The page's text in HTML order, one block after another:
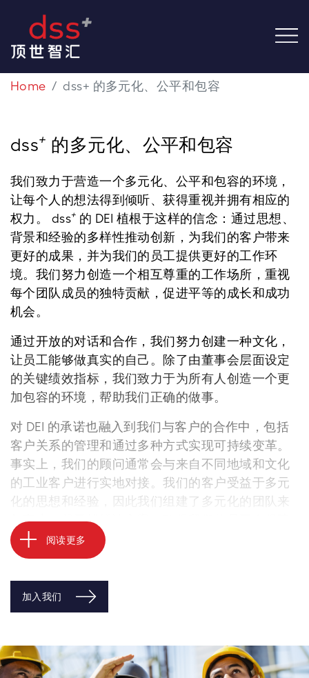
Home dss+ 的多元化、公平和包容
dss+ 的多元化、公平和包容
我们致力于营造一个多元化、公平和包容的环境，
让每个人的想法得到倾听、获得重视并拥有相应的
权力。 dss+ 的 DEI 植根于这样的信念：通过思想、
背景和经验的多样性推动创新，为我们的客户带来
更好的成果，并为我们的员工提供更好的工作环
境。我们努力创造一个相互尊重的工作场所，重视
每个团队成员的独特贡献，促进平等的成长和成功
机会。
通过开放的对话和合作，我们努力创建一种文化，
让员工能够做真实的自己。除了由董事会层面设定
的关键绩效指标，我们致力于为所有人创造一个更
加包容的环境，帮助我们正确的做事。
对 DEI 的承诺也融入到我们与客户的合作中，包括
客户关系的管理和通过多种方式实现可持续变革。
事实上，我们的顾问通常会与来自不同地域和文化
的工业客户进行实地对接。我们的客户受益于多元
化的思想和经验，因此我们组建了多元化的团队来
与客户一起寻找解决方案，确保我们的员工在保障
安全的同时被认可、获得尊重。变革需要时间和努
力，我们致力实现内外部可持续的影响。
阅读更多
加入我们